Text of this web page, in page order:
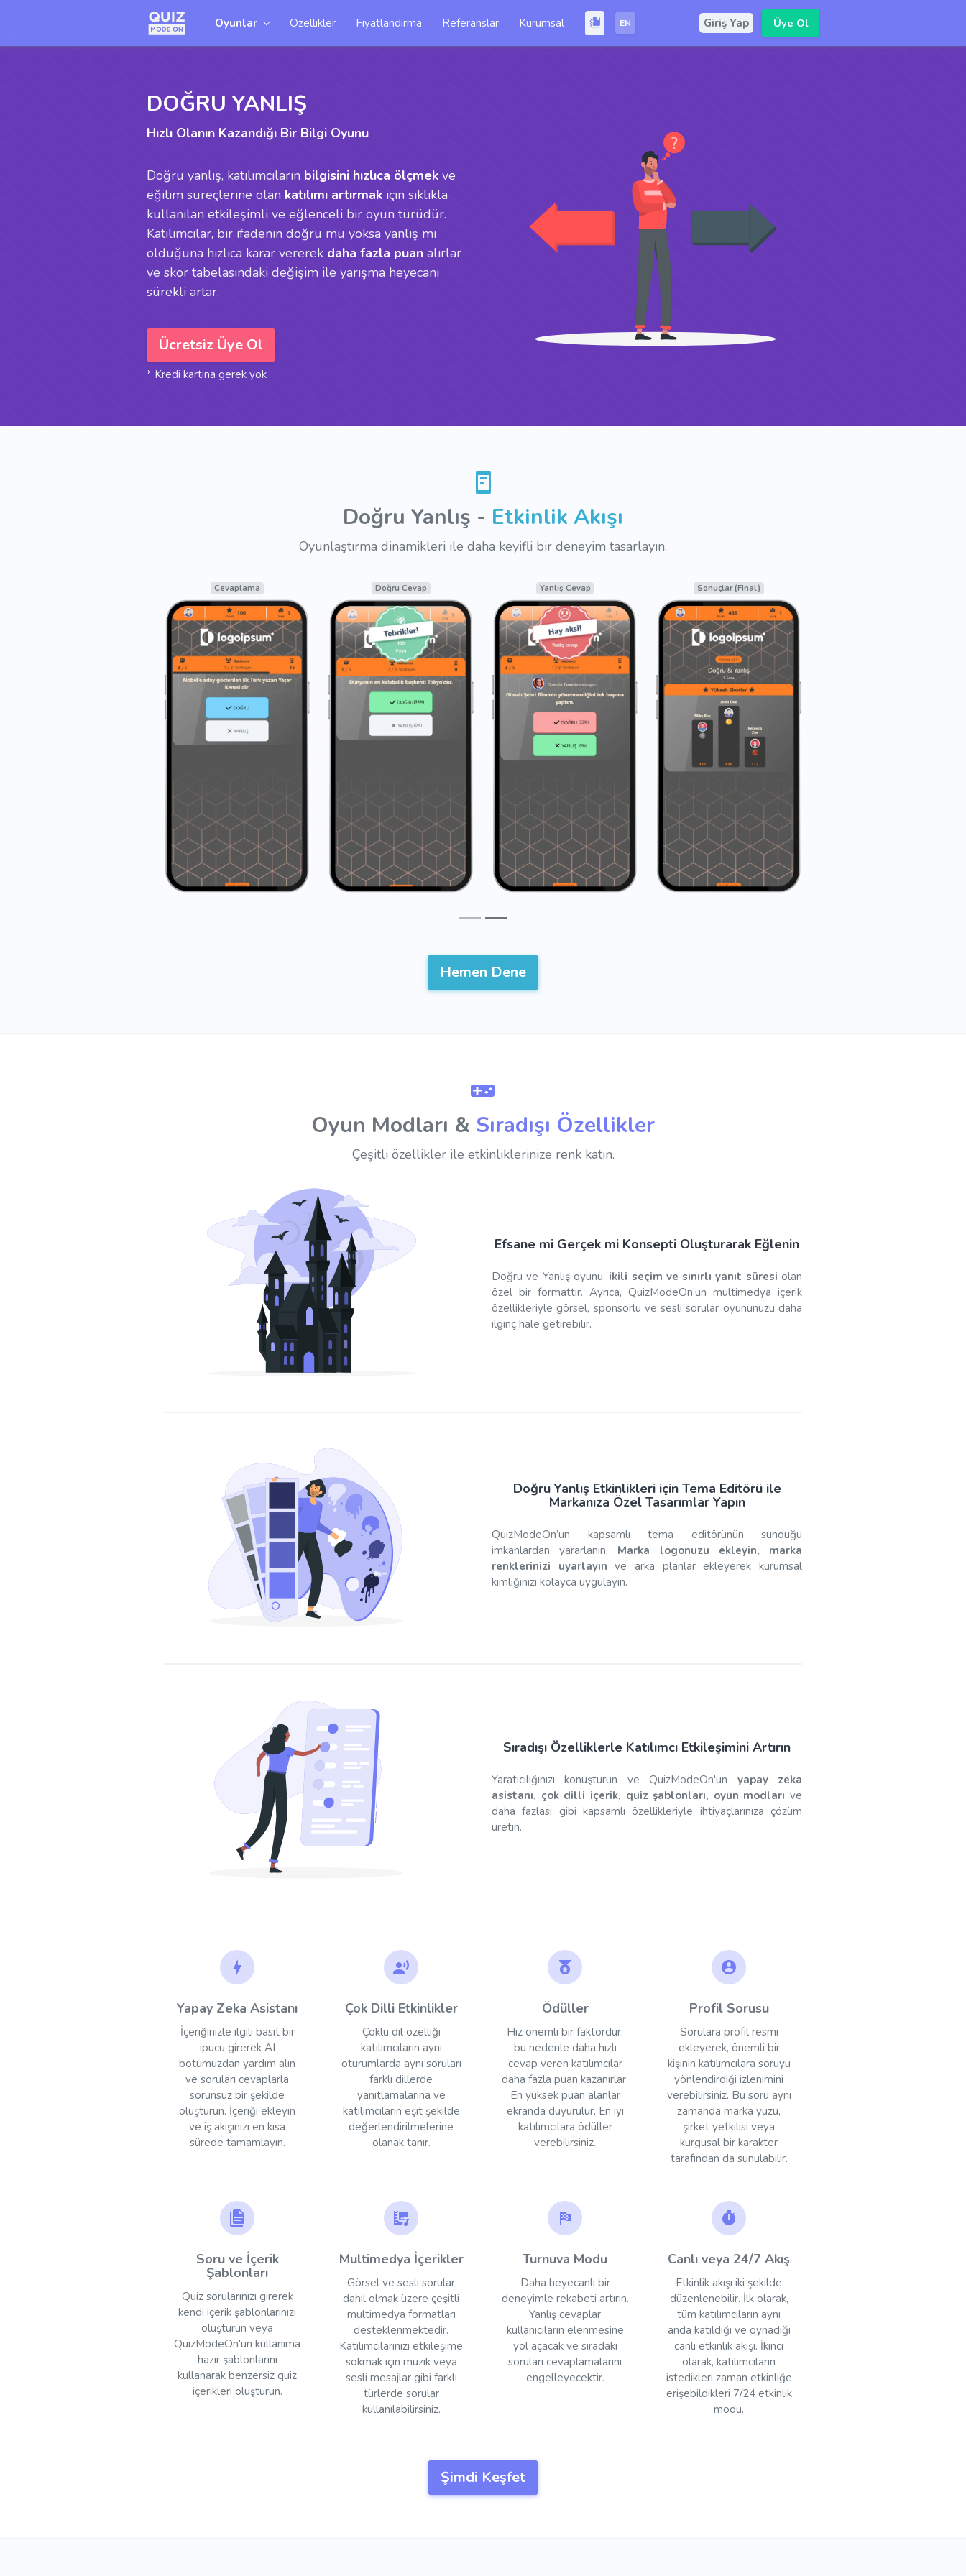
Oyunlar Özellikler Fiyatlandırma Referanslar Kurumsal EN Giriş Yap Üye Ol
DOĞRU YANLIŞ
Hızlı Olanın Kazandığı Bir Bilgi Oyunu
Doğru yanlış, katılımcıların bilgisini hızlıca ölçmek ve
eğitim süreçlerine olan katılımı artırmak için sıklıkla
kullanılan etkileşimli ve eğlenceli bir oyun türüdür.
Katılımcılar, bir ifadenin doğru mu yoksa yanlış mı
olduğuna hızlıca karar vererek daha fazla puan alırlar
ve skor tabelasındaki değişim ile yarışma heyecanı
sürekli artar.
Ücretsiz Üye Ol
* Kredi kartına gerek yok
Doğru Yanlış - Etkinlik Akışı
Oyunlaştırma dinamikleri ile daha keyifli bir deneyim tasarlayın.
Katılımcı Girişi Lobi (Bekleme) Sesli Soru Sonuçlar (Ara)
Hemen Dene
Oyun Modları & Sıradışı Özellikler
Çeşitli özellikler ile etkinliklerinize renk katın.
Efsane mi Gerçek mi Konsepti Oluşturarak Eğlenin
Doğru ve Yanlış oyunu, ikili seçim ve sınırlı yanıt süresi olan
özel bir formattır. Ayrıca, QuizModeOn’un multimedya içerik
özellikleriyle görsel, sponsorlu ve sesli sorular oyununuzu daha
ilginç hale getirebilir.
Doğru Yanlış Etkinlikleri için Tema Editörü ile
Markanıza Özel Tasarımlar Yapın
QuizModeOn’un kapsamlı tema editörünün sunduğu
imkanlardan yararlanın. Marka logonuzu ekleyin, marka
renklerinizi uyarlayın ve arka planlar ekleyerek kurumsal
kimliğinizi kolayca uygulayın.
Sıradışı Özelliklerle Katılımcı Etkileşimini Artırın
Yaratıcılığınızı konuşturun ve QuizModeOn'un yapay zeka
asistanı, çok dilli içerik, quiz şablonları, oyun modları ve
daha fazlası gibi kapsamlı özellikleriyle ihtiyaçlarınıza çözüm
üretin.
Yapay Zeka Asistanı
İçeriğinizle ilgili basit bir
ipucu girerek AI
botumuzdan yardım alın
ve soruları cevaplarla
sorunsuz bir şekilde
oluşturun. İçeriği ekleyin
ve iş akışınızı en kısa
sürede tamamlayın.
Çok Dilli Etkinlikler
Çoklu dil özelliği
katılımcıların aynı
oturumlarda aynı soruları
farklı dillerde
yanıtlamalarına ve
katılımcıların eşit şekilde
değerlendirilmelerine
olanak tanır.
Ödüller
Hız önemli bir faktördür,
bu nedenle daha hızlı
cevap veren katılımcılar
daha fazla puan kazanırlar.
En yüksek puan alanlar
ekranda duyurulur. En iyi
katılımcılara ödüller
verebilirsiniz.
Profil Sorusu
Sorulara profil resmi
ekleyerek, önemli bir
kişinin katılımcılara soruyu
yönlendirdiği izlenimini
verebilirsiniz. Bu soru aynı
zamanda marka yüzü,
şirket yetkilisi veya
kurgusal bir karakter
tarafından da sunulabilir.
Soru ve İçerik
Şablonları
Quiz sorularınızı girerek
kendi içerik şablonlarınızı
oluşturun veya
QuizModeOn'un kullanıma
hazır şablonlarını
kullanarak benzersiz quiz
içerikleri oluşturun.
Multimedya İçerikler
Görsel ve sesli sorular
dahil olmak üzere çeşitli
multimedya formatları
desteklenmektedir.
Katılımcılarınızı etkileşime
sokmak için müzik veya
sesli mesajlar gibi farklı
türlerde sorular
kullanılabilirsiniz.
Turnuva Modu
Daha heyecanlı bir
deneyimle rekabeti artırın.
Yanlış cevaplar
kullanıcıların elenmesine
yol açacak ve sıradaki
soruları cevaplamalarını
engelleyecektir.
Canlı veya 24/7 Akış
Etkinlik akışı iki şekilde
düzenlenebilir. İlk olarak,
tüm katılımcıların aynı
anda katıldığı ve oynadığı
canlı etkinlik akışı. İkinci
olarak, katılımcıların
istedikleri zaman etkinliğe
erişebildikleri 7/24 etkinlik
modu.
Şimdi Keşfet